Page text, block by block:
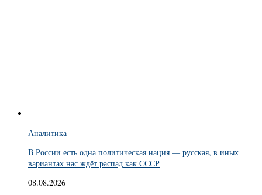
Аналитика
В России есть одна политическая нация — русская, в иных
вариантах нас ждёт распад как СССР
08.08.2026